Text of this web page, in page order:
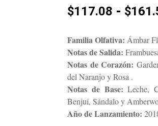
$117.08 - $
Familia Olfativa: Ámbar
Notas de Salida:
Notas de Corazón:
del Naranjo y Rosa .
Notas de Base: Leche,
Benjuí, Sándalo y
Año de Lanzamiento: